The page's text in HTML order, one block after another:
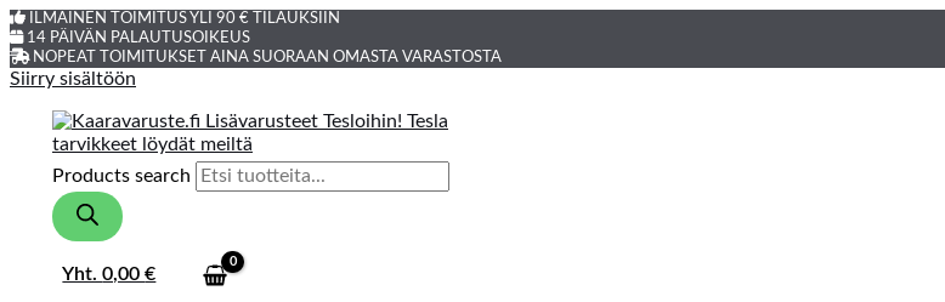
ILMAINEN TOIMITUS YLI 90 € TILAUKSIIN
14 PÄIVÄN PALAUTUSOIKEUS
NOPEAT TOIMITUKSET AINA SUORAAN OMASTA VARASTOSTA
Siirry sisältöön
Products search
Yht.0,00€